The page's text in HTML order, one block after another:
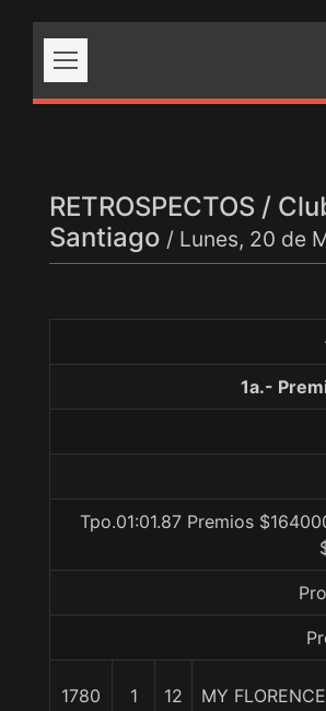
RETROSPECTOS /
Santiago / Lunes, 20 de
1a.-
Tpo.01:01.87 Premios
1780 1 12 MY FLORENCE